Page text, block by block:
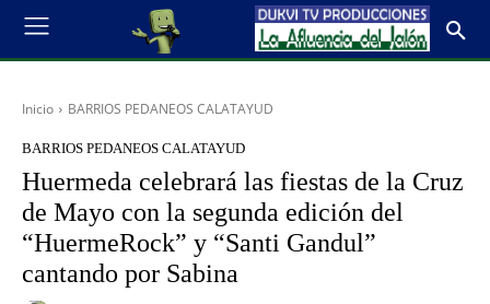
Inicio BARRIOS PEDANEOS CALATAYUD
BARRIOS PEDANEOS CALATAYUD
Huermeda celebrará las fiestas de la Cruz
de Mayo con la segunda edición del
“HuermeRock” y “Santi Gandul”
cantando por Sabina